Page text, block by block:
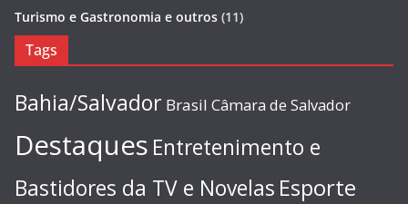
Turismo e Gastronomia e outros (11)
Tags
Bahia/Salvador Brasil Câmara de Salvador
Destaques Entretenimento e
Bastidores da TV e Novelas Esporte